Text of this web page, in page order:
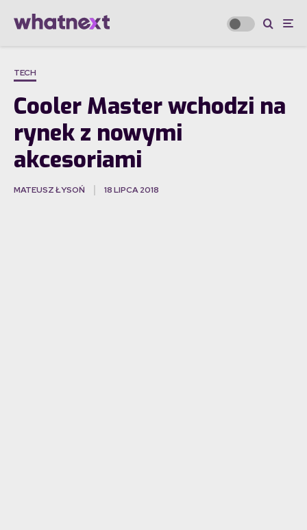
TECH
Cooler Master wchodzi na
rynek z nowymi
akcesoriami
MATEUSZ ŁYSOŃ 18 LIPCA 2018